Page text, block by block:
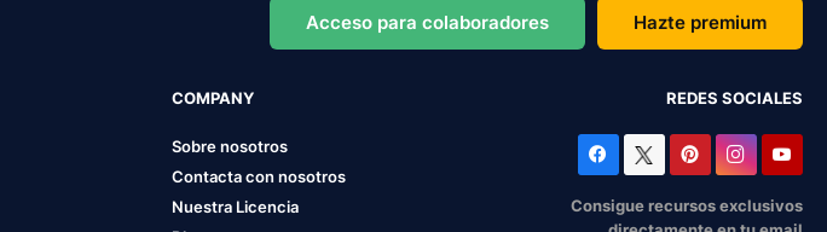
Acceso para colaboradores Hazte premium
COMPANY
Sobre nosotros
Contacta con nosotros
Nuestra Licencia
REDES SOCIALES
Consigue recursos exclusivos